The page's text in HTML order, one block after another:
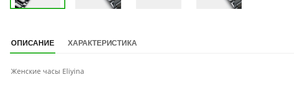
ОПИСАНИЕ ХАРАКТЕРИСТИКА
Женские часы Eliyina